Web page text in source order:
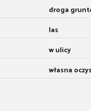
droga
las
w ulicy
własna